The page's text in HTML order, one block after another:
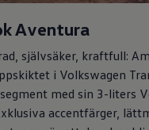
Aventura
självsäker, kraftfull:
i Volkswagen
med sin 3-liters
accentfärger,